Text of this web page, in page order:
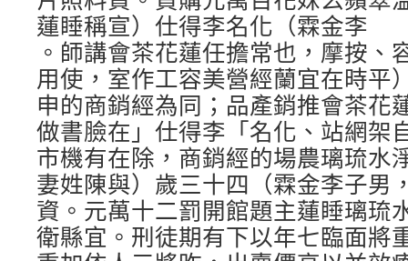
蓮睡稱宣）仕得李名化（霖金李
。師講會茶花蓮任擔常也，摩按、
用使，室作工容美營經蘭宜在時平
申的商銷經為同；品產銷推會茶花
做書臉在」仕得李「名化、站網架
市機有在除，商銷經的場農璃琉水
妻姓陳與）歲三十四（霖金李子男
資。元萬十二罰開館題主蓮睡璃琉
衛縣宜。刑徒期有下以年七臨面將